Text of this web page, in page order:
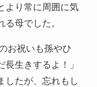
より常に周囲に気
母でした。
お祝いも孫やひ
生きするよ！」
したが、忘れもし